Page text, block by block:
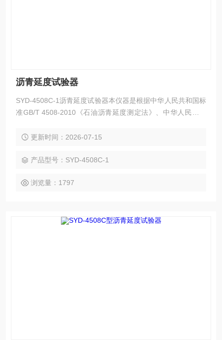
沥青延度试验器
SYD-4508C-1沥青延度试验器本仪器是根据中华人民共和国标
准GB/T 4508-2010《石油沥青延度测定法》、中华人民共和
规程》中的T 0605-2011《沥青延度试验》规定的要求设计
更新时间：2026-07-15
产品型号：SYD-4508C-1
浏览量：1797